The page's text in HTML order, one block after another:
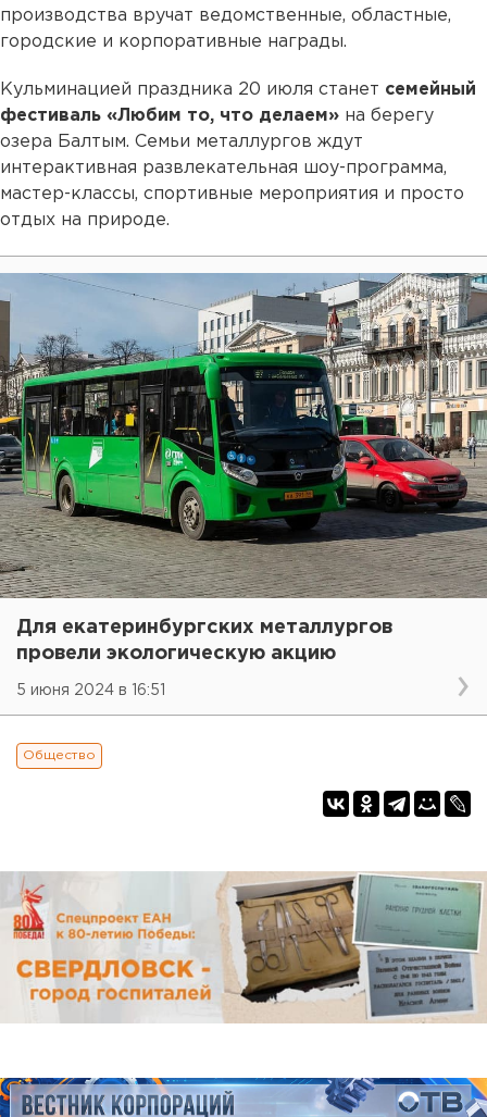
производства вручат ведомственные, областные,
городские и корпоративные награды.
Кульминацией праздника 20 июля станет семейный
фестиваль «Любим то, что делаем» на берегу
озера Балтым. Семьи металлургов ждут
интерактивная развлекательная шоу-программа,
мастер-классы, спортивные мероприятия и просто
отдых на природе.
Для екатеринбургских металлургов
провели экологическую акцию
5 июня 2024 в 16:51
Общество